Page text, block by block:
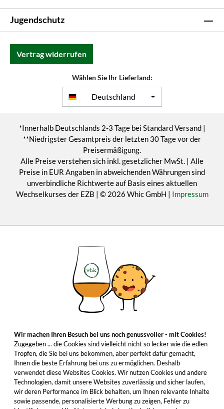
Jugendschutz
Vertrag widerrufen
Wählen Sie Ihr Lieferland:
Deutschland
*Innerhalb Deutschlands 2-3 Tage bei Standard Versand |
**Niedrigster Gesamtpreis der letzten 30 Tage vor der
Preisermäßigung.
Alle Preise verstehen sich inkl. gesetzlicher MwSt. | Alle
Preise in EUR Angaben in abweichenden Währungen sind
unverbindliche Richtwerte auf Basis eines aktuellen
Wechselkurses der EZB | © 2026 Whic GmbH | Impressum
Wir machen Ihren Besuch bei uns noch genussvoller - mit Cookies!
Zugegeben ... die Cookies sind vielleicht nicht so lecker wie die edlen
Tropfen, die Sie bei uns bekommen, aber perfekt dafür gemacht,
Ihnen die beste Erfahrung bei uns zu ermöglichen. Deshalb
verwendet diese Websites Cookies. Wir nutzen Cookies und andere
Technologien, damit unsere Websites zuverlässig und sicher laufen,
wir deren Performance im Blick behalten, um Ihnen relevante Inhalte
sowie passende, personalisierte Werbung zu zeigen, Fehler zu